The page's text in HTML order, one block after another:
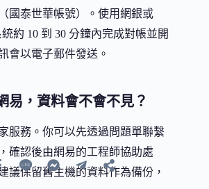
國泰世華帳號）。使用網銀或
約 10 到 30 分鐘內完成對帳並開
會以電子郵件發送。
易，資料會不會不見？
服務。你可以先透過問題單聯繫
確認後由網易的工程師協助處
議保留舊主機的資料作為備份，